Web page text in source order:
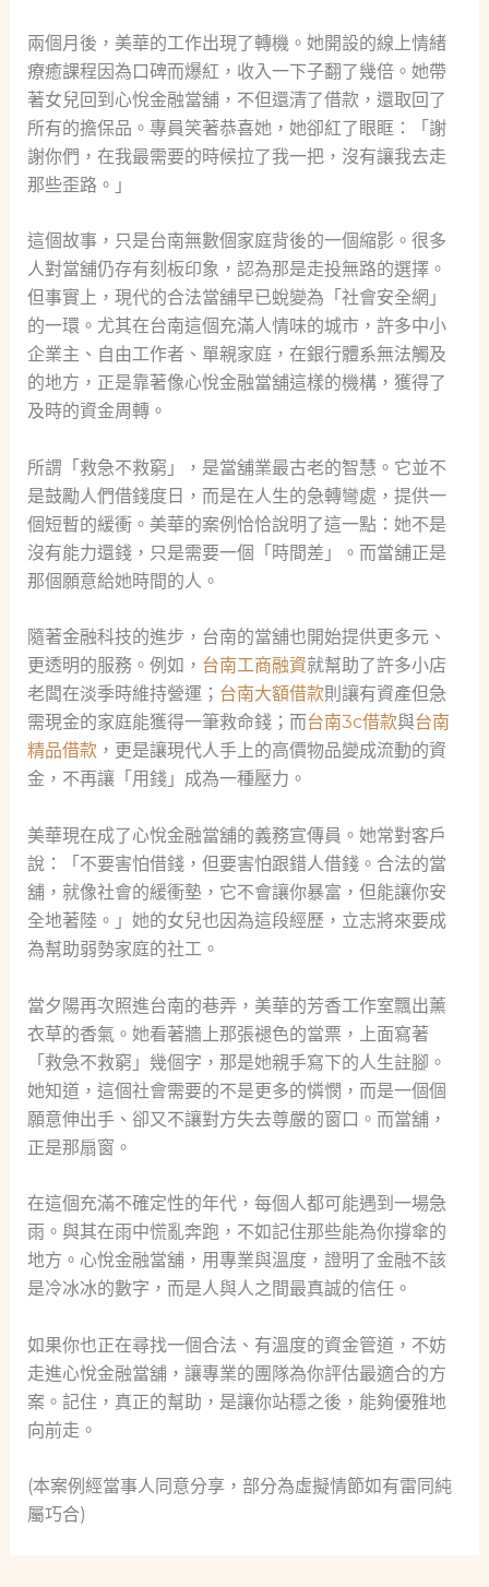
兩個月後，美華的工作出現了轉機。她開設的線上情緒
療癒課程因為口碑而爆紅，收入一下子翻了幾倍。她帶
著女兒回到心悅金融當舖，不但還清了借款，還取回了
所有的擔保品。專員笑著恭喜她，她卻紅了眼眶：「謝
謝你們，在我最需要的時候拉了我一把，沒有讓我去走
那些歪路。」
這個故事，只是台南無數個家庭背後的一個縮影。很多
人對當舖仍存有刻板印象，認為那是走投無路的選擇。
但事實上，現代的合法當舖早已蛻變為「社會安全網」
的一環。尤其在台南這個充滿人情味的城市，許多中小
企業主、自由工作者、單親家庭，在銀行體系無法觸及
的地方，正是靠著像心悅金融當舖這樣的機構，獲得了
及時的資金周轉。
所謂「救急不救窮」，是當舖業最古老的智慧。它並不
是鼓勵人們借錢度日，而是在人生的急轉彎處，提供一
個短暫的緩衝。美華的案例恰恰說明了這一點：她不是
沒有能力還錢，只是需要一個「時間差」。而當舖正是
那個願意給她時間的人。
隨著金融科技的進步，台南的當舖也開始提供更多元、
更透明的服務。例如， 台南工商融資就幫助了許多小店
老闆在淡季時維持營運； 台南大額借款則讓有資產但急
需現金的家庭能獲得一筆救命錢；而台南3c借款與台南
精品借款 ，更是讓現代人手上的高價物品變成流動的資
金，不再讓「用錢」成為一種壓力。
美華現在成了心悅金融當舖的義務宣傳員。她常對客戶
說：「不要害怕借錢，但要害怕跟錯人借錢。合法的當
舖，就像社會的緩衝墊，它不會讓你暴富，但能讓你安
全地著陸。」她的女兒也因為這段經歷，立志將來要成
為幫助弱勢家庭的社工。
當夕陽再次照進台南的巷弄，美華的芳香工作室飄出薰
衣草的香氣。她看著牆上那張褪色的當票，上面寫著
「救急不救窮」幾個字，那是她親手寫下的人生註腳。
她知道，這個社會需要的不是更多的憐憫，而是一個個
願意伸出手、卻又不讓對方失去尊嚴的窗口。而當舖，
正是那扇窗。
在這個充滿不確定性的年代，每個人都可能遇到一場急
雨。與其在雨中慌亂奔跑，不如記住那些能為你撐傘的
地方。心悅金融當舖，用專業與溫度，證明了金融不該
是冷冰冰的數字，而是人與人之間最真誠的信任。
如果你也正在尋找一個合法、有溫度的資金管道，不妨
走進心悅金融當舖，讓專業的團隊為你評估最適合的方
案。記住，真正的幫助，是讓你站穩之後，能夠優雅地
向前走。
(本案例經當事人同意分享，部分為虛擬情節如有雷同純
屬巧合)